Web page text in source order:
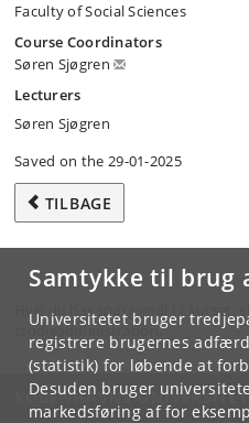
Samtykke til brug
Universitetet bruger
registrere brugernes
(statistik) for løbende at
Desuden bruger
markedsføring af for
Faculty of Social Sciences
Course Coordinators
Søren Sjøgren
Lecturers
Søren Sjøgren
Saved on the 29-01-2025
TILBAGE
Hvis du har spørgsmål til kurset,
studieadministration.
KØBENHAVNS UNIVERSITET